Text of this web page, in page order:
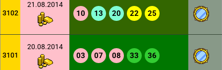
3102
21.08.2014
10 13 20 22 25
3101
20.08.2014
03 07 08 33 36